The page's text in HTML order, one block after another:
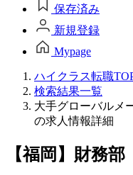
保存済み
新規登録
Mypage
ハイクラス転職
検索結果一覧
大手グローバルメ
の求人情報詳細
【福岡】財務